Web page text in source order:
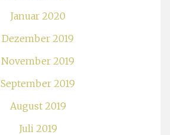
Januar 2020
Dezember 2019
November 2019
September 2019
August 2019
Juli 2019